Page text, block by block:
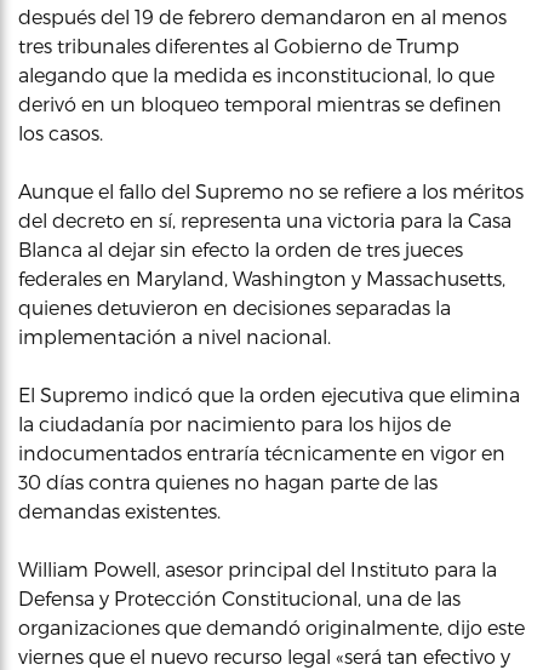
después del 19 de febrero demandaron en al menos
tres tribunales diferentes al Gobierno de Trump
alegando que la medida es inconstitucional, lo que
derivó en un bloqueo temporal mientras se definen
los casos.
Aunque el fallo del Supremo no se refiere a los méritos
del decreto en sí, representa una victoria para la Casa
Blanca al dejar sin efecto la orden de tres jueces
federales en Maryland, Washington y Massachusetts,
quienes detuvieron en decisiones separadas la
implementación a nivel nacional.
El Supremo indicó que la orden ejecutiva que elimina
la ciudadanía por nacimiento para los hijos de
indocumentados entraría técnicamente en vigor en
30 días contra quienes no hagan parte de las
demandas existentes.
William Powell, asesor principal del Instituto para la
Defensa y Protección Constitucional, una de las
organizaciones que demandó originalmente, dijo este
viernes que el nuevo recurso legal «será tan efectivo y